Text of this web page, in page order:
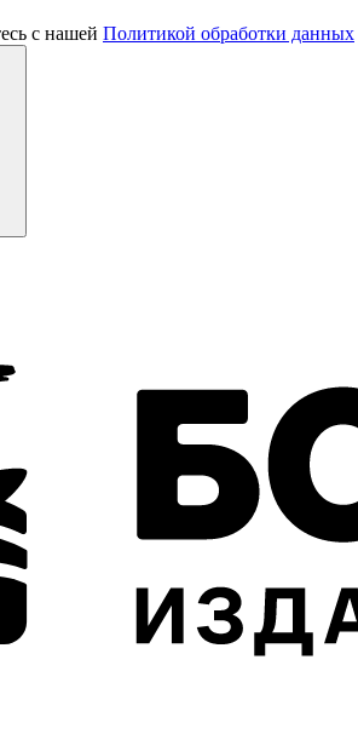
с нашей Политикой обработки данных